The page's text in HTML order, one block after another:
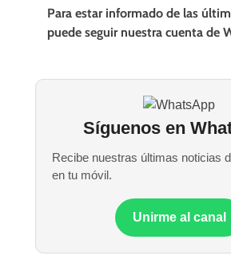
Para estar informado de las
puede seguir nuestra cuenta de
Síguenos en
Recibe nuestras últimas noticias
en tu móvil.
Unirme al canal